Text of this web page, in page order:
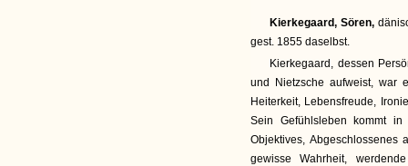
Kierkegaard, Sören,
gest. 1855 daselbst.
Kierkegaard, dessen
und Nietzsche aufweist, war
Heiterkeit, Lebensfreude,
Sein Gefühlsleben kommt
Objektives,
gewisse Wahrheit,